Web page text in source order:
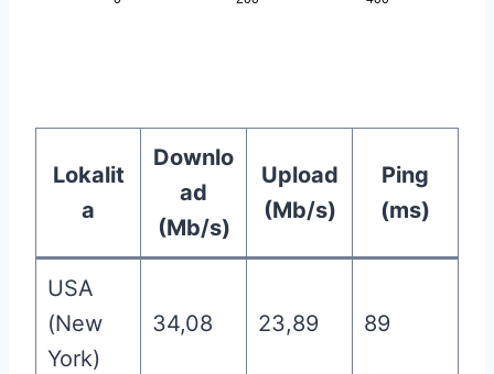
Lokalit
a
Downlo
ad
(Mb/s)
Upload
(Mb/s)
Ping
(ms)
USA
(New
York)
34,08 23,89 89